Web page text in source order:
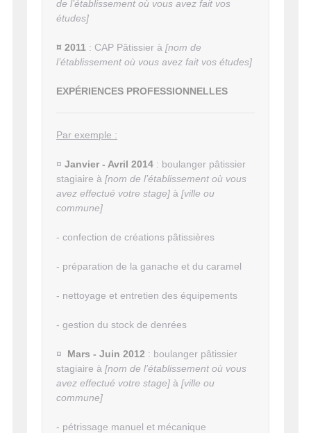
de l’établissement où vous avez fait vos
études]
¤ 2011 : CAP Pâtissier à [nom de
l’établissement où vous avez fait vos études]
EXPÉRIENCES PROFESSIONNELLES
Par exemple :
¤ Janvier - Avril 2014 : boulanger pâtissier
stagiaire à [nom de l’établissement où vous
avez effectué votre stage] à [ville ou
commune]
- confection de créations pâtissières
- préparation de la ganache et du caramel
- nettoyage et entretien des équipements
- gestion du stock de denrées
¤ Mars - Juin 2012 : boulanger pâtissier
stagiaire à [nom de l’établissement où vous
avez effectué votre stage] à [ville ou
commune]
- pétrissage manuel et mécanique